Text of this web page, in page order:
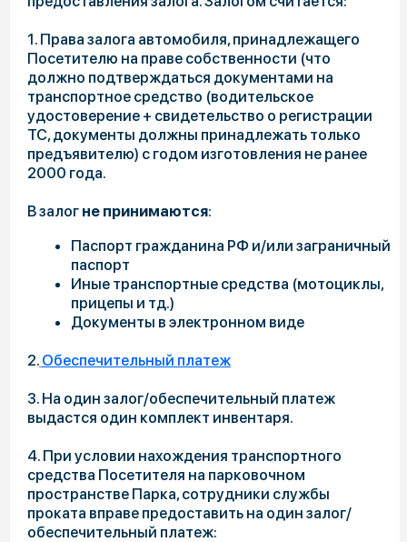
+7 (495)-161-61-30
По организации
мероприятий
corp@volen.ru
сотрудничества
timoshin@volen.ru
По другим
вопросам
info@volen.ru
Адрес
141840, Россия, Московская область,
г.Дмитров, г. Яхрома, ул Троицкая, д.1
Прокат
Бассейн
Банный комплекс
Барбекю зоны
Рыбалка